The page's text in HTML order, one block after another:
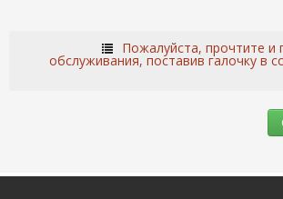
Пожалуйста, прочтите и
обслуживания, поставив галочку в